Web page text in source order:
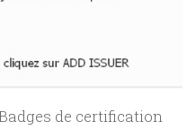
de certification